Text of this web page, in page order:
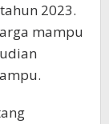
2023.
mampu